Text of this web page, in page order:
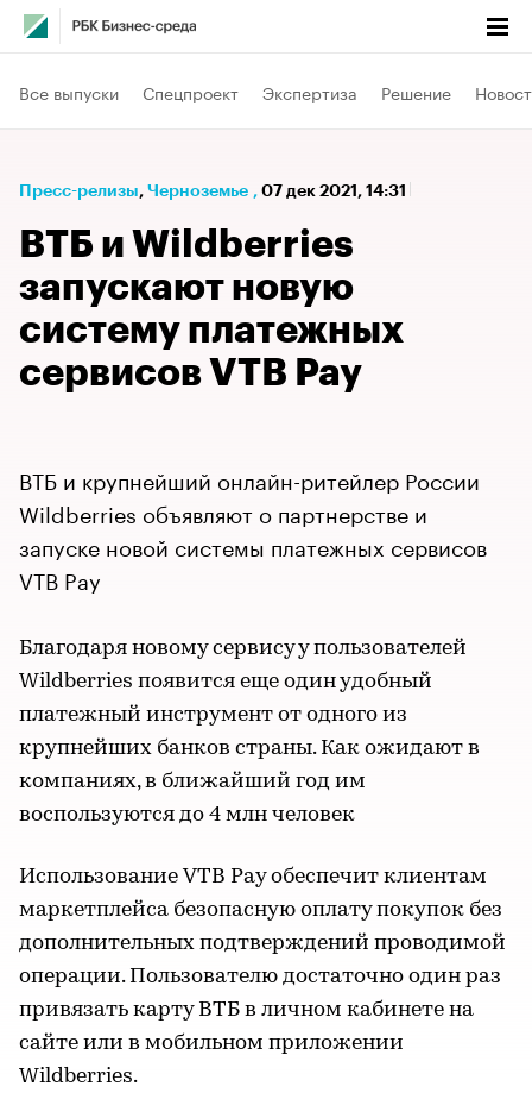
Все выпуски Спецпроект Экспертиза Решение
Пресс-релизы⁠, Черноземье , 07 дек 2021, 14:31
ВТБ и Wildberries
запускают новую
систему платежных
сервисов VTB Pay
ВТБ и крупнейший онлайн-ритейлер России
Wildberries объявляют о партнерстве и
запуске новой системы платежных сервисов
VTB Pay
Благодаря новому сервису у пользователей
Wildberries появится еще один удобный
платежный инструмент от одного из
крупнейших банков страны. Как ожидают в
компаниях, в ближайший год им
воспользуются до 4 млн человек
Использование VTB Pay обеспечит клиентам
маркетплейса безопасную оплату покупок без
дополнительных подтверждений проводимой
операции. Пользователю достаточно один раз
привязать карту ВТБ в личном кабинете на
сайте или в мобильном приложении
Wildberries.